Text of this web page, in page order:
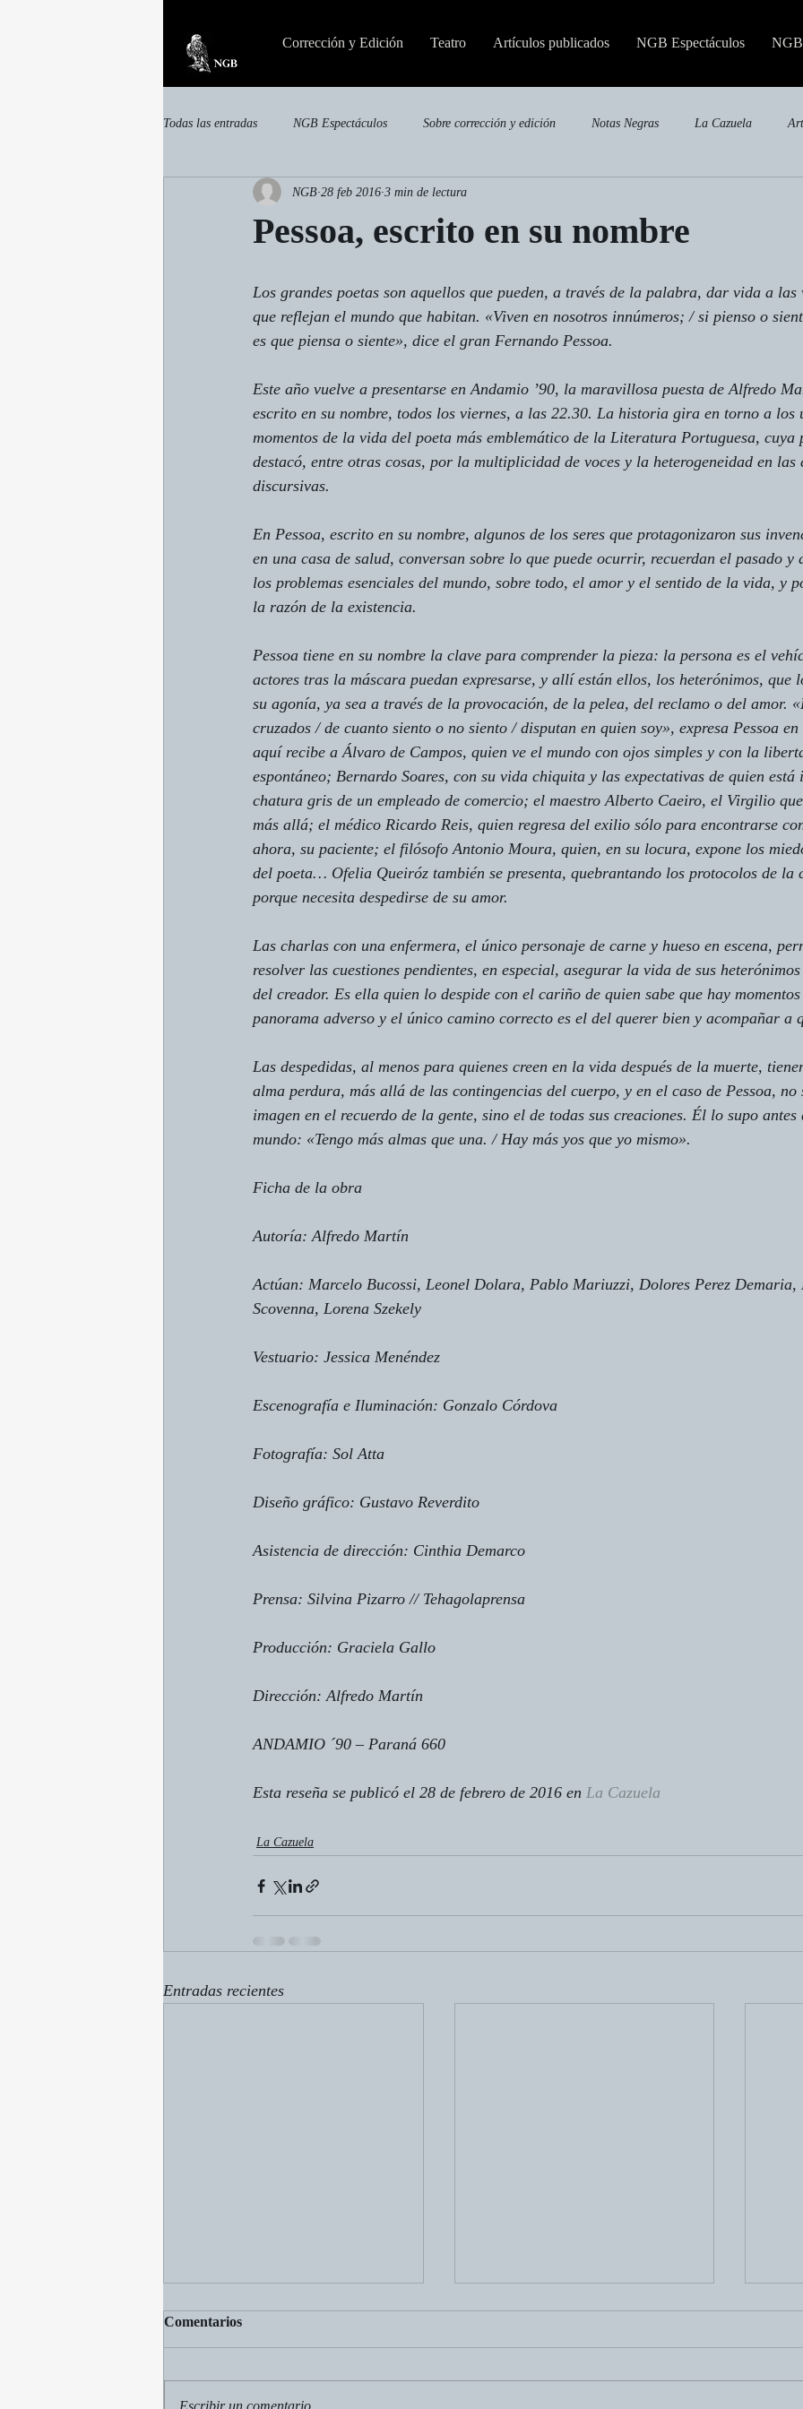
Corrección y Edición Teatro Artículos publicados NGB Espectáculos
Todas las entradas NGB Espectáculos Sobre corrección y edición Notas Negras La Cazuela
Otras publicaciones Publicaciones especializadas
Pessoa, escrito en su nombre
NGB 28 feb 2016 3 min de lectura
Los grandes poetas son aquellos que pueden, a través de la palabra, dar vida a las
que reflejan el mundo que habitan. «Viven en nosotros innúmeros; / si pienso o
es que piensa o siente», dice el gran Fernando Pessoa.
Este año vuelve a presentarse en Andamio ’90, la maravillosa puesta de Alfredo
escrito en su nombre, todos los viernes, a las 22.30. La historia gira en torno a los
momentos de la vida del poeta más emblemático de la Literatura Portuguesa, cuya
destacó, entre otras cosas, por la multiplicidad de voces y la heterogeneidad en las
discursivas.
En Pessoa, escrito en su nombre, algunos de los seres que protagonizaron sus
en una casa de salud, conversan sobre lo que puede ocurrir, recuerdan el pasado y
los problemas esenciales del mundo, sobre todo, el amor y el sentido de la vida, y
la razón de la existencia.
Pessoa tiene en su nombre la clave para comprender la pieza: la persona es el
actores tras la máscara puedan expresarse, y allí están ellos, los heterónimos, que
su agonía, ya sea a través de la provocación, de la pelea, del reclamo o del amor.
cruzados / de cuanto siento o no siento / disputan en quien soy», expresa Pessoa
aquí recibe a Álvaro de Campos, quien ve el mundo con ojos simples y con la
espontáneo; Bernardo Soares, con su vida chiquita y las expectativas de quien está
chatura gris de un empleado de comercio; el maestro Alberto Caeiro, el Virgilio
más allá; el médico Ricardo Reis, quien regresa del exilio sólo para encontrarse
ahora, su paciente; el filósofo Antonio Moura, quien, en su locura, expone los
del poeta… Ofelia Queiróz también se presenta, quebrantando los protocolos de la
porque necesita despedirse de su amor.
Las charlas con una enfermera, el único personaje de carne y hueso en escena,
resolver las cuestiones pendientes, en especial, asegurar la vida de sus
del creador. Es ella quien lo despide con el cariño de quien sabe que hay
panorama adverso y el único camino correcto es el del querer bien y acompañar a
Las despedidas, al menos para quienes creen en la vida después de la muerte,
alma perdura, más allá de las contingencias del cuerpo, y en el caso de Pessoa, no
imagen en el recuerdo de la gente, sino el de todas sus creaciones. Él lo supo antes
mundo: «Tengo más almas que una. / Hay más yos que yo mismo».
Ficha de la obra
Autoría: Alfredo Martín
Actúan: Marcelo Bucossi, Leonel Dolara, Pablo Mariuzzi, Dolores Perez
Scovenna, Lorena Szekely
Vestuario: Jessica Menéndez
Escenografía e Iluminación: Gonzalo Córdova
Fotografía: Sol Atta
Diseño gráfico: Gustavo Reverdito
Asistencia de dirección: Cinthia Demarco
Prensa: Silvina Pizarro // Tehagolaprensa
Producción: Graciela Gallo
Dirección: Alfredo Martín
ANDAMIO ´90 – Paraná 660
Esta reseña se publicó el 28 de febrero de 2016 en La Cazuela
La Cazuela
Entradas recientes
Comentarios